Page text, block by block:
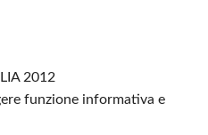
2012
funzione informativa e